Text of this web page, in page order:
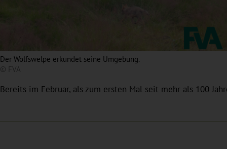
Der Wolfswelpe erkundet seine Umgebung.
© FVA
Bereits im Februar, als zum ersten Mal seit mehr als 100